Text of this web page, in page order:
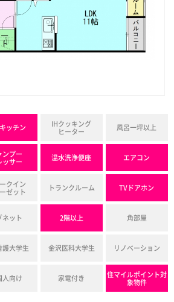
ッチン
IHクッキング
ヒーター
風呂一坪以上
ンプー
ッサー
温水洗浄便座 エアコン
クイン
ゼット
トランクルーム TVドアホン
ネット 2階以上 角部屋
護大学生 金沢医科大学生 リノベーション
人向け 家電付き
住マイルポイント対
象物件